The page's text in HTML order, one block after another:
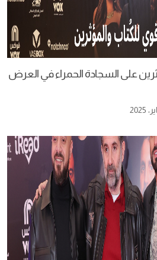
على السجادة الحمراء في العرض